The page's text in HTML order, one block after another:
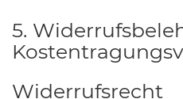
5.
Widerrufsrecht